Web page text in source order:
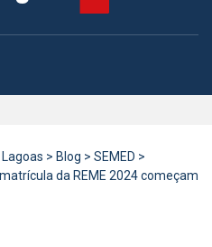
> Blog > SEMED >
da REME 2024 começam